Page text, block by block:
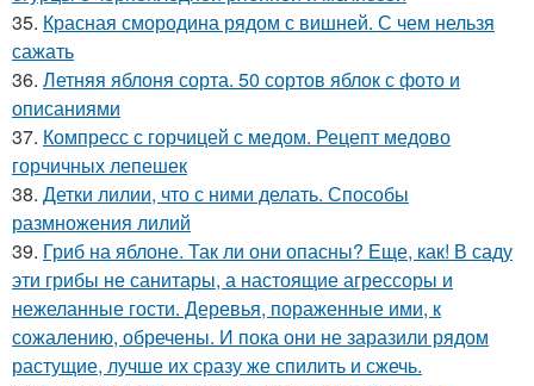
35. Красная смородина рядом с вишней. С чем нельзя
сажать
36. Летняя яблоня сорта. 50 сортов яблок с фото и
описаниями
37. Компресс с горчицей с медом. Рецепт медово
горчичных лепешек
38. Детки лилии, что с ними делать. Способы
размножения лилий
39. Гриб на яблоне. Так ли они опасны? Еще, как! В саду
эти грибы не санитары, а настоящие агрессоры и
нежеланные гости. Деревья, пораженные ими, к
сожалению, обречены. И пока они не заразили рядом
растущие, лучше их сразу же спилить и сжечь.